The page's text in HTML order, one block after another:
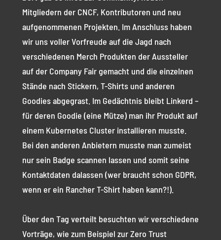
Mitgliedern der CNCF, Kontributoren und neu
aufgenommenen Projekten. Im Anschluss haben
wir uns voller Vorfreude auf die Jagd nach
verschiedenen Merch Produkten der Aussteller
auf der Company Fair gemacht und die einzelnen
Stände nach Stickern, T-Shirts und anderen
Goodies abgegrast. Im Gedächtnis bleibt Linkerd –
für deren Goodie (eine Mütze) man ihr Produkt auf
einem Kubernetes Cluster installieren musste.
Bei den anderen Anbietern musste man zumeist
nur sein Badge scannen lassen und somit seine
Kontaktdaten dalassen (wer braucht schon GDPR,
wenn er ein Rancher T-Shirt haben kann?!).
Über den Tag verteilt besuchten wir verschiedene
Vorträge, wie zum Beispiel zur Zero Trust